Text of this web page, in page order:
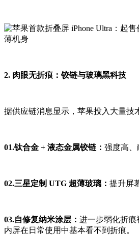
2. 肉眼无折痕：铰链与玻璃黑科技
据供应链消息显示，苹果投入大量技
01.钛合金 + 液态金属铰链： 强度高、
02.三星定制 UTG 超薄玻璃： 提升屏
03.自修复纳米涂层： 进一步弱化折痕
内屏在日常使用中基本看不到折痕。